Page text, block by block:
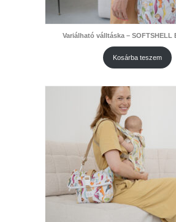
Variálható válltáska – SOFTSHELL
Kosárba teszem